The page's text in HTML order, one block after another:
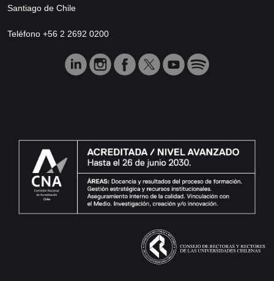
Santiago de Chile
Teléfono +56 2 2692 0200